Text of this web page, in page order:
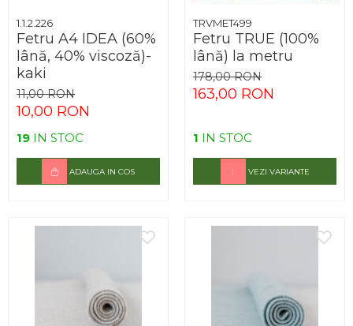
1.1.2.226
Fetru A4 IDEA (60%
lână, 40% viscoză)-
kaki
11,00 RON
10,00 RON
19 IN STOC
ADAUGA IN COS
TRVMET499
Fetru TRUE (100%
lână) la metru
178,00 RON
163,00 RON
1 IN STOC
VEZI VARIANTE